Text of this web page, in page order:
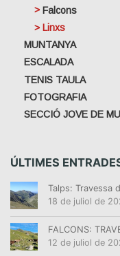
Falcons
Linxs
MUNTANYA
ESCALADA
TENIS TAULA
FOTOGRAFIA
SECCIÓ JOVE DE
ÚLTIMES
Talps: Travessa
18 de juliol de
FALCONS:
12 de juliol de